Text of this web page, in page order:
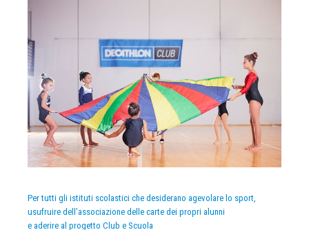
Per tutti gli istituti scolastici che desiderano agevolare lo sport,
usufruire dell’associazione delle carte dei propri alunni
e aderire al progetto Club e Scuola